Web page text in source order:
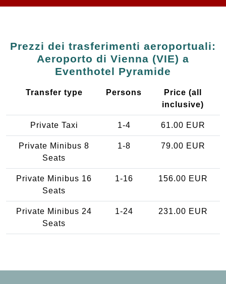
Prezzi dei trasferimenti aeroportuali:
Aeroporto di Vienna (VIE) a
Eventhotel Pyramide
Transfer type Persons
Price (all
inclusive)
Private Taxi 1-4 61.00 EUR
Private Minibus 8
Seats
1-8 79.00 EUR
Private Minibus 16
Seats
1-16 156.00 EUR
Private Minibus 24
Seats
1-24 231.00 EUR